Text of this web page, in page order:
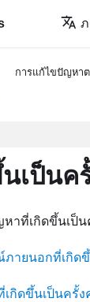
การแก้ไขปัญหา
เป็นค
าที่เกิดขึ้นเป็น
ายนอกที่เกิด
กิดขึ้นเป็นครั้ง